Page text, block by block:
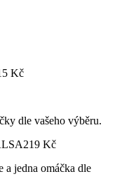
Kč
dle vašeho výběru.
219 Kč
a jedna omáčka dle